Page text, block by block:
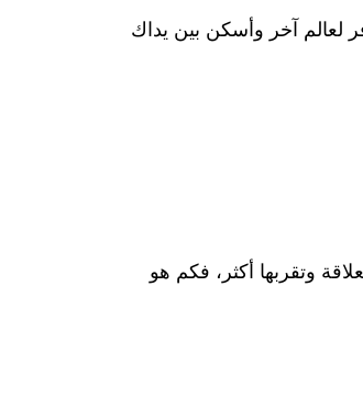
آخر وأسكن بين يداك
وتقربها أكثر، فكم هو